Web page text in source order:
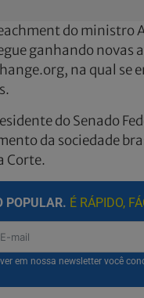
do ministro
ganhando novas
na qual se
do Senado
da sociedade
Corte.
POPULAR. É RÁPIDO,
em nossa newsletter você